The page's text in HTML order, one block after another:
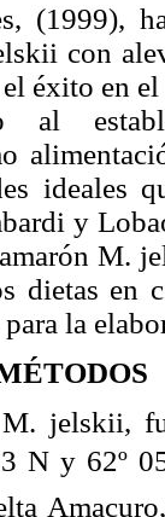
(1999),
con
éxito en
al
ideales
y
M.
dietas en
la
jelskii,
N y 62º